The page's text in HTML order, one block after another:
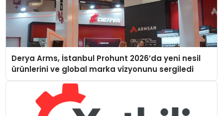
Derya Arms, İstanbul Prohunt 2026’da yeni nesil
ürünlerini ve global marka vizyonunu sergiledi